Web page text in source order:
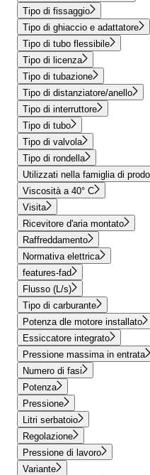
Tipo di fissaggio
Tipo di ghiaccio e adattatore
Tipo di tubo flessibile
Tipo di licenza
Tipo di tubazione
Tipo di distanziatore/anello
Tipo di interruttore
Tipo di tubo
Tipo di valvola
Tipo di rondella
Utilizzati nella famiglia di
Viscosità a 40° C
Visita
Ricevitore d'aria montato
Raffreddamento
Normativa elettrica
features-fad
Flusso (L/s)
Tipo di carburante
Potenza dle motore installato
Essiccatore integrato
Pressione massima in entrata
Numero di fasi
Potenza
Pressione
Litri serbatoio
Regolazione
Pressione di lavoro
Variante